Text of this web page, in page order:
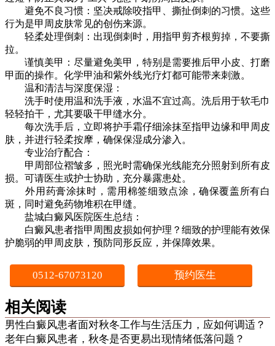
避免不良习惯：坚决戒除咬指甲、撕扯倒刺的习惯。这些
行为是甲周皮肤常见的创伤来源。
轻柔处理倒刺：出现倒刺时，用指甲剪齐根剪掉，不要撕
拉。
谨慎美甲：尽量避免美甲，特别是需要推后甲小皮、打磨
甲面的操作。化学甲油和紫外线光疗灯都可能带来刺激。
温和清洁与深度保湿：
洗手时使用温和洗手液，水温不宜过高。洗后用于软毛巾
轻轻拍干，尤其要吸干甲缝水分。
每次洗手后，立即将护手霜仔细涂抹至指甲边缘和甲周皮
肤，并进行轻柔按摩，确保保湿成分渗入。
专业治疗配合：
甲周部位褶皱多，照光时需确保光线能充分照射到所有皮
损。可请医生或护士协助，充分暴露患处。
外用药膏涂抹时，需用棉签细致点涂，确保覆盖所有白
斑，同时避免药物堆积在甲缝。
盐城白癜风医院医生总结：
白癜风患者指甲周围皮损如何护理？细致的护理能有效保
护脆弱的甲周皮肤，预防同形反应，并保障效果。
0512-67073120 预约医生
相关阅读
男性白癜风患者面对秋冬工作与生活压力，应如何调适？
老年白癜风患者，秋冬是否更易出现情绪低落问题？